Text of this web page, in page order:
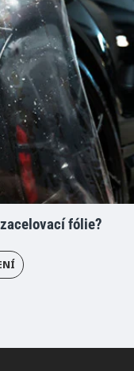
fólie?